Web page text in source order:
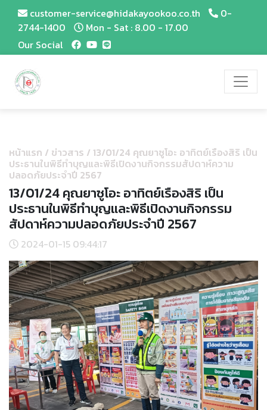
customer-service@hidakayookoo.co.th
0-
2744-1400
Mon - Sat : 8.00 - 17.00
Our Social
หน้าแรก / ข่าวสาร / 13/01/24 คุณยาซูโอะ อาทิตย์เรืองสิริ เป็น
ประธานในพิธีทำบุญและพิธีเปิดงานกิจกรรมสัปดาห์ความ
ปลอดภัยประจำปี 2567
13/01/24 คุณยาซูโอะ อาทิตย์เรืองสิริ เป็น
ประธานในพิธีทำบุญและพิธีเปิดงานกิจกรรม
สัปดาห์ความปลอดภัยประจำปี 2567
2024-01-15 09:44:17